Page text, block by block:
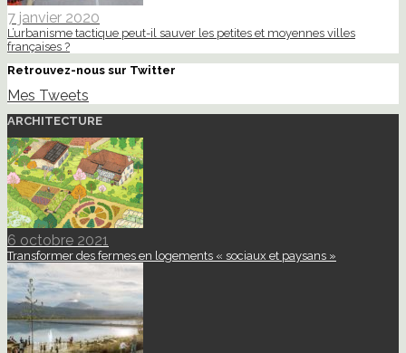
7 janvier 2020
L’urbanisme tactique peut-il sauver les petites et moyennes villes
françaises ?
Retrouvez-nous sur Twitter
Mes Tweets
ARCHITECTURE
6 octobre 2021
Transformer des fermes en logements « sociaux et paysans »